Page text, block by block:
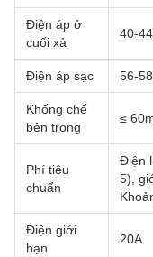
Điện áp ở
cuối xả
40-
Điện áp sạc 56-
Khống chế
bên trong
≤
Phí tiêu
chuẩn
Điện
5),
Điện giới
hạn
20A